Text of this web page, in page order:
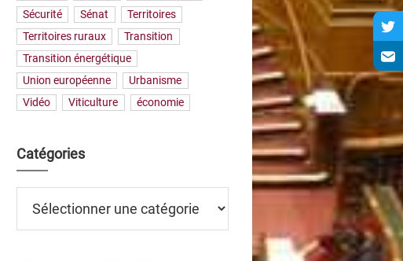
Sécurité
Sénat
Territoires
Territoires ruraux
Transition
Transition énergétique
Union européenne
Urbanisme
Vidéo
Viticulture économie
Catégories